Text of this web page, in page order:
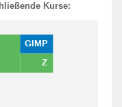
Kurse: